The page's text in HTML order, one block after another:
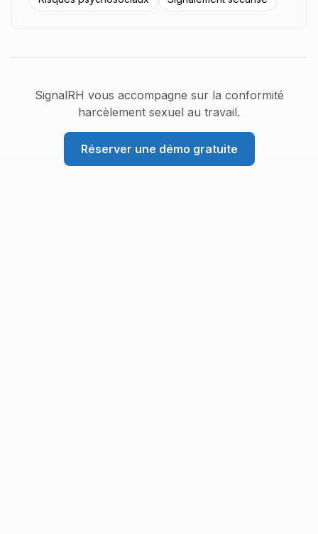
SignalRH vous accompagne sur la conformité
harcèlement sexuel au travail.
Réserver une démo gratuite